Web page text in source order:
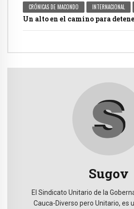
CRÓNICAS DE MACONDO INTERNACIONAL
Un alto en el camino para
Sugov
El Sindicato Unitario de la
Cauca-Diverso pero Unitario, es